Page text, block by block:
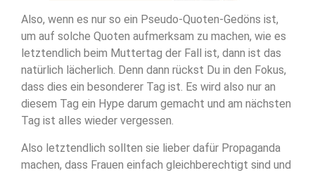
Also, wenn es nur so ein Pseudo-Quoten-Gedöns ist,
um auf solche Quoten aufmerksam zu machen, wie es
letztendlich beim Muttertag der Fall ist, dann ist das
natürlich lächerlich. Denn dann rückst Du in den Fokus,
dass dies ein besonderer Tag ist. Es wird also nur an
diesem Tag ein Hype darum gemacht und am nächsten
Tag ist alles wieder vergessen.
Also letztendlich sollten sie lieber dafür Propaganda
machen, dass Frauen einfach gleichberechtigt sind und